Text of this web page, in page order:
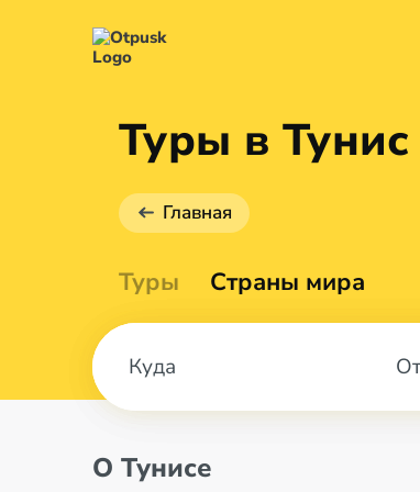
Туры в Тунис
Главная
Туры Страны мира
О Тунисе